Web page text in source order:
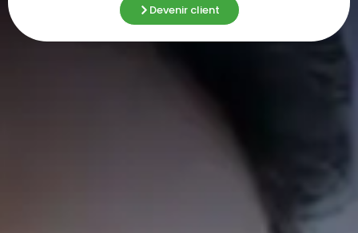
Devenir client